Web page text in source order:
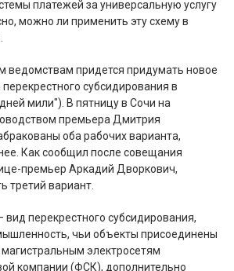
платежей за универсальную услугу
можно ли применить эту схему в
ведомствам придется придумать новое
субсидирования в
мили"). В пятницу в Сочи на
премьера Дмитрия
оба рабочих варианта,
Как сообщил после совещания
премьер Аркадий Дворкович,
третий вариант.
перекрестного субсидирования,
чьи объекты присоединены
электросетям
компании (ФСК), дополнительно